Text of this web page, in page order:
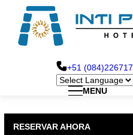
contenido
principal
+51 (084)226717
Menu
Hotel Inti Punku Cusco
MENU
RESERVAR AHORA